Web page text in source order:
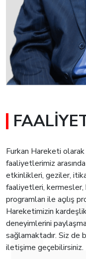
Furkan Hareketi
faaliyetlerimiz
etkinlikleri, geziler,
faaliyetleri, kermesler,
programları ile açılış
Hareketimizin
deneyimlerini
sağlamaktadır. Siz de
iletişime geçebilirsiniz.